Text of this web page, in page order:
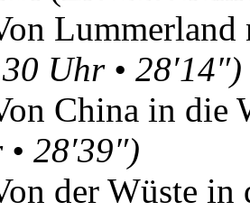
Uhr • 28′14″)
China in die
28′39″)
der Wüste